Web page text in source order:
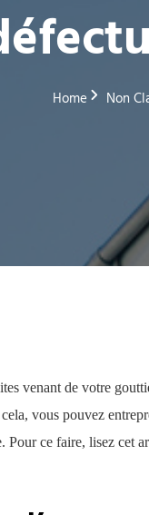
Home Non
venant de votre
vous pouvez
Pour ce faire, lisez cet